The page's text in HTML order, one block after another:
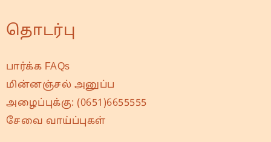
தொடர்பு
பார்க்க FAQs
மின்னஞ்சல் அனுப்ப
அழைப்புக்கு: (0651)6655555
சேவை வாய்ப்புகள்